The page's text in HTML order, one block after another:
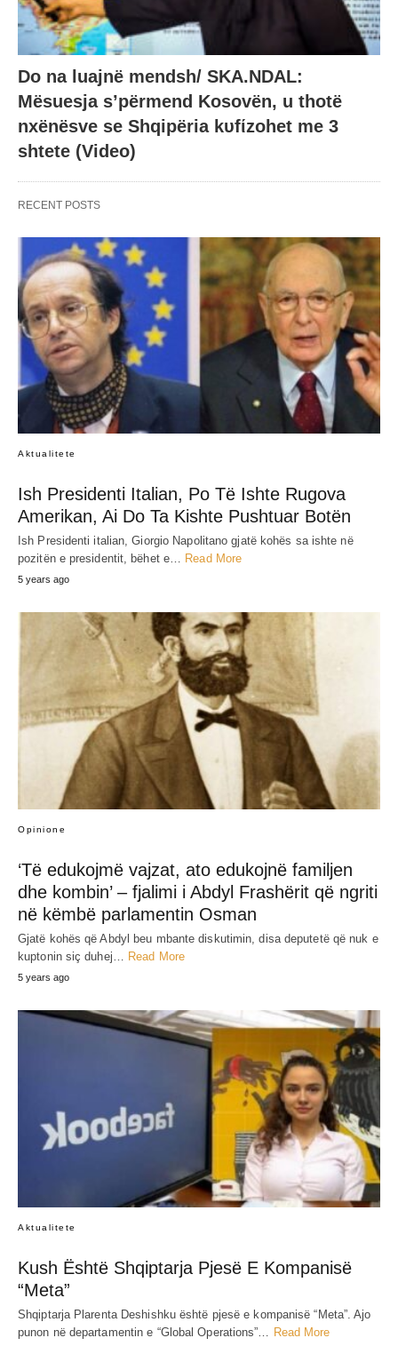
Do na luajnë mendsh/ SKA.NDAL:
Mësuesja s’përmend Kosovën, u thotë
nxënësve se Shqipëria kυfίzohet me 3
shtete (Video)
RECENT POSTS
Aktualitete
Ish Presidenti Italian, Po Të Ishte Rugova
Amerikan, Ai Do Ta Kishte Pushtuar Botën
Ish Presidenti italian, Giorgio Napolitano gjatë kohës sa ishte në
pozitën e presidentit, bëhet e… Read More
5 years ago
Opinione
‘Të edukojmë vajzat, ato edukojnë familjen
dhe kombin’ – fjalimi i Abdyl Frashërit që ngriti
në këmbë parlamentin Osman
Gjatë kohës që Abdyl beu mbante diskutimin, disa deputetë që nuk e
kuptonin siç duhej… Read More
5 years ago
Aktualitete
Kush Është Shqiptarja Pjesë E Kompanisë
“Meta”
Shqiptarja Plarenta Deshishku është pjesë e kompanisë “Meta”. Ajo
punon në departamentin e “Global Operations”…
Read More